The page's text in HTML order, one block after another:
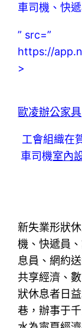
車司機、快
” src=”
https://
>
歐凌辦公家具
工會組織在
車司機室內
新失業形狀
機、快遞員
息員、網約
共享經濟、
狀休息者日
巷，辦事于